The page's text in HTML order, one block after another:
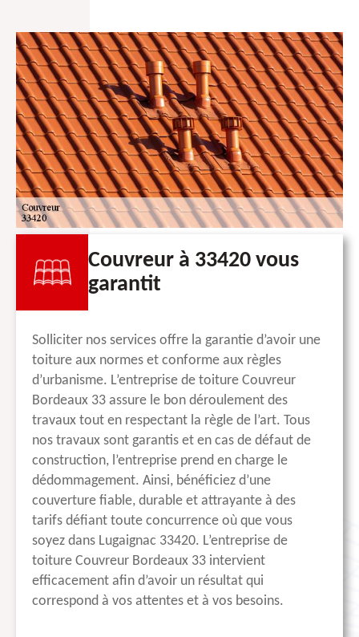
Couvreur à 33420 vous
garantit
Solliciter nos services offre la garantie d’avoir une
toiture aux normes et conforme aux règles
d’urbanisme. L’entreprise de toiture Couvreur
Bordeaux 33 assure le bon déroulement des
travaux tout en respectant la règle de l’art. Tous
nos travaux sont garantis et en cas de défaut de
construction, l’entreprise prend en charge le
dédommagement. Ainsi, bénéficiez d’une
couverture fiable, durable et attrayante à des
tarifs défiant toute concurrence où que vous
soyez dans Lugaignac 33420. L’entreprise de
toiture Couvreur Bordeaux 33 intervient
efficacement afin d’avoir un résultat qui
correspond à vos attentes et à vos besoins.